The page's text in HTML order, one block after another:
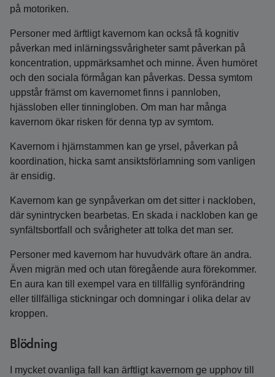
på motoriken.
Personer med ärftligt kavernom kan också få kognitiv
påverkan med inlärningssvårigheter samt påverkan på
koncentration, uppmärksamhet och minne. Även humöret
och den sociala förmågan kan påverkas. Dessa symtom
uppstår främst om kavernomet finns i pannloben,
hjässloben eller tinningloben. Om man har många
kavernom ökar risken för denna typ av symtom.
Kavernom i hjärnstammen kan ge yrsel, påverkan på
koordination, hicka samt ansiktsförlamning som vanligen
är ensidig.
Kavernom kan ge synpåverkan om det sitter i nackloben,
där synintrycken bearbetas. En skada i nackloben kan ge
synfältsbortfall och svårigheter att tolka det man ser.
Personer med kavernom har huvudvärk oftare än andra.
Även migrän med och utan föregående aura förekommer.
En aura kan till exempel vara en tillfällig synförändring
eller tillfälliga stickningar och domningar i olika delar av
kroppen.
Blödning
I mycket ovanliga fall kan ärftligt kavernom ge upphov till